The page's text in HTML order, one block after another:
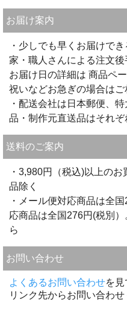
お届け案内
・少しでも早くお届けで
家・職人さんによる注文後
お届け日の詳細は 商品ペ
祝いなどお急ぎの場合はご
・配送会社は日本郵便、
品・制作元直送品はそれ
送料のご案内
・3,980円（税込)以上の
品除く
・メール便対応商品は全
応商品は全国276円(税別
ら
お問い合わせ
よくあるお問い合わせを
リンク先からお問い合わせ